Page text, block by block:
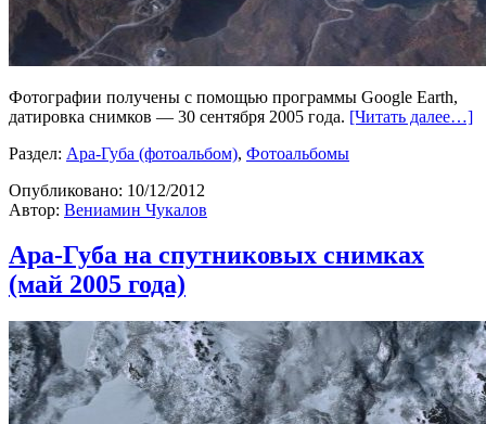
Фотографии получены с помощью программы Google Earth,
датировка снимков — 30 сентября 2005 года. [Читать далее…]
Раздел: Ара-Губа (фотоальбом), Фотоальбомы
Опубликовано: 10/12/2012
Автор: Вениамин Чукалов
Ара-Губа на спутниковых снимках
(май 2005 года)